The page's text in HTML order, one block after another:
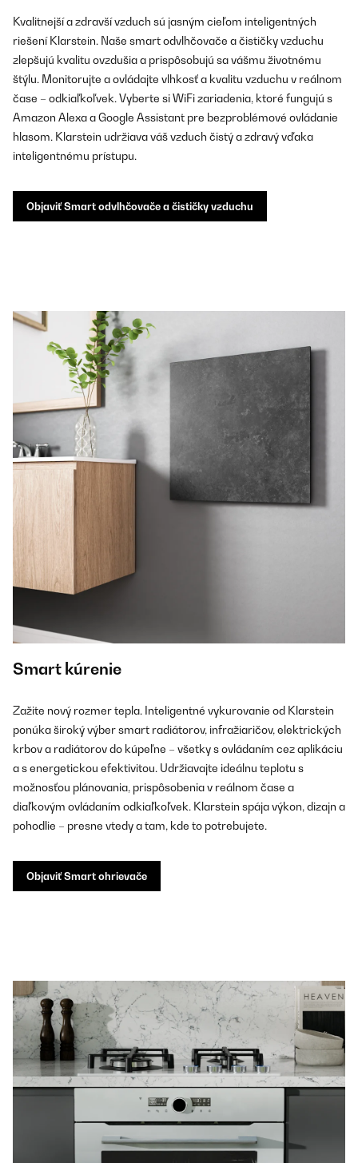
Kvalitnejší a zdravší vzduch sú jasným cieľom inteligentných
riešení Klarstein. Naše smart odvlhčovače a čističky vzduchu
zlepšujú kvalitu ovzdušia a prispôsobujú sa vášmu životnému
štýlu. Monitorujte a ovládajte vlhkosť a kvalitu vzduchu v reálnom
čase – odkiaľkoľvek. Vyberte si WiFi zariadenia, ktoré fungujú s
Amazon Alexa a Google Assistant pre bezproblémové ovládanie
hlasom. Klarstein udržiava váš vzduch čistý a zdravý vďaka
inteligentnému prístupu.
Objaviť Smart odvlhčovače a čističky vzduchu
Smart kúrenie
Zažite nový rozmer tepla. Inteligentné vykurovanie od Klarstein
ponúka široký výber smart radiátorov, infražiaričov, elektrických
krbov a radiátorov do kúpeľne – všetky s ovládaním cez aplikáciu
a s energetickou efektivitou. Udržiavajte ideálnu teplotu s
možnosťou plánovania, prispôsobenia v reálnom čase a
diaľkovým ovládaním odkiaľkoľvek. Klarstein spája výkon, dizajn a
pohodlie – presne vtedy a tam, kde to potrebujete.
Objaviť Smart ohrievače